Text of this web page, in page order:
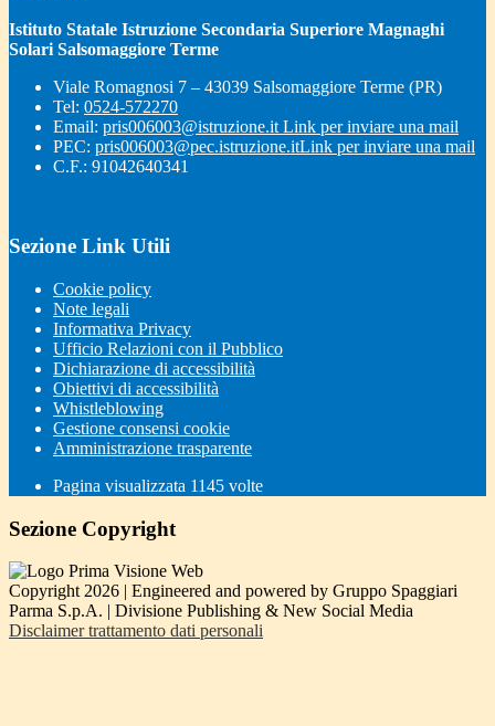
Istituto Statale Istruzione Secondaria Superiore Magnaghi
Solari Salsomaggiore Terme
Viale Romagnosi 7 – 43039 Salsomaggiore Terme (PR)
Tel: 0524-572270
Email: pris006003@istruzione.it Link per inviare una mail
PEC: pris006003@pec.istruzione.itLink per inviare una mail
C.F.: 91042640341
Sezione Link Utili
Cookie policy
Note legali
Informativa Privacy
Ufficio Relazioni con il Pubblico
Dichiarazione di accessibilità
Obiettivi di accessibilità
Whistleblowing
Gestione consensi cookie
Amministrazione trasparente
Pagina visualizzata 1145 volte
Sezione Copyright
Copyright 2026 | Engineered and powered by Gruppo Spaggiari
Parma S.p.A. | Divisione Publishing & New Social Media
Disclaimer trattamento dati personali